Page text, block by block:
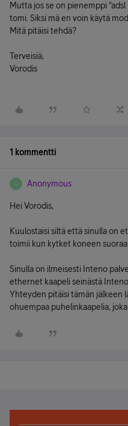
Mutta jos se on pienemppi
tomi. Siksi mä en voin käytä
Mitä pitäisi tehdä?
Terveisiä,
Vorodis
1 kommentti
A Anonymous
Hei Vorodis,
Kuulostaisi siltä että sinulla on
toimii kun kytket koneen
Sinulla on ilmeisesti Inteno
ethernet kaapeli seinästä
Yhteyden pitäisi tämän jälkeen
ohuempaa puhelinkaapelia,